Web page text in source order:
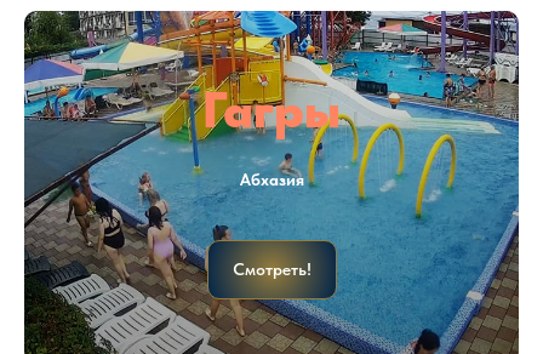
Гагры
Абхазия
Смотреть!